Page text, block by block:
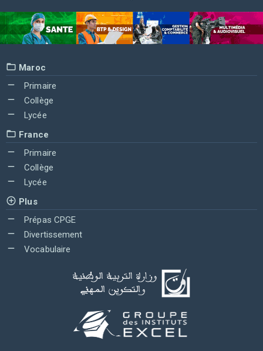
Maroc
Primaire
Collège
Lycée
France
Primaire
Collège
Lycée
Plus
Prépas CPGE
Divertissement
Vocabulaire